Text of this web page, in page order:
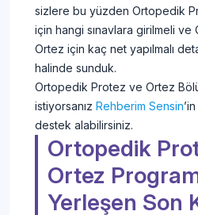
sizlere bu yüzden Ortopedik
için hangi sınavlara girilmeli
Ortez için kaç net yapılmalı
halinde sunduk.
Ortopedik Protez ve Ortez
istiyorsanız Rehberim Sensin
destek alabilirsiniz.
Ortopedik
Ortez
Yerleşen Son